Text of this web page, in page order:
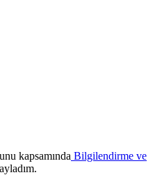
kapsamında Bilgilendirme ve